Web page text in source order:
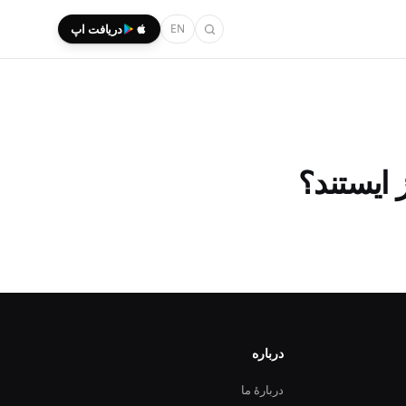
EN دریافت اپ
درباره
دربارهٔ ما